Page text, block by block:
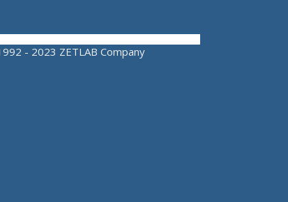
- 2023 ZETLAB Company